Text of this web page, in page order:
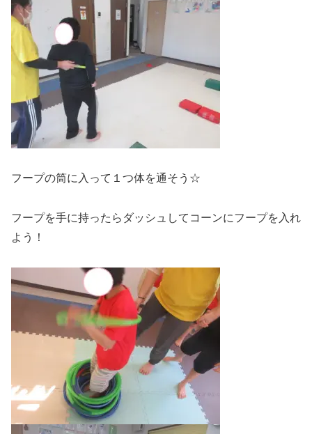
フープの筒に入って１つ体を通そう☆
フープを手に持ったらダッシュしてコーンにフープを入れ
よう！